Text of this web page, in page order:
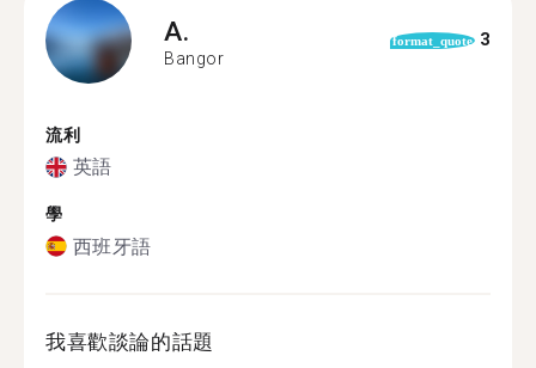
A.
Bangor
format_quote 3
流利
英語
學
西班牙語
我喜歡談論的話題